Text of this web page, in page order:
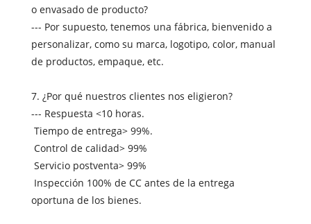
o envasado de producto?
--- Por supuesto, tenemos una fábrica, bienvenido a
personalizar, como su marca, logotipo, color, manual
de productos, empaque, etc.
7. ¿Por qué nuestros clientes nos eligieron?
--- Respuesta <10 horas.
Tiempo de entrega> 99%.
Control de calidad> 99%
Servicio postventa> 99%
Inspección 100% de CC antes de la entrega
oportuna de los bienes.